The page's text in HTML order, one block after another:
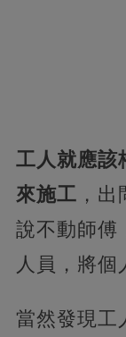
工人就應該
來施工 ，
說不動師傅
人員，將個
當然發現工